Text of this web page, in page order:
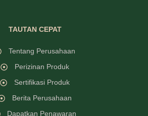
TAUTAN CEPAT
Tentang Perusahaan
Perizinan Produk
Sertifikasi Produk
Berita Perusahaan
Dapatkan Penawaran